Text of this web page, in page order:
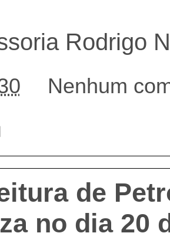
Rodrigo
Nenhum
de
no dia 20